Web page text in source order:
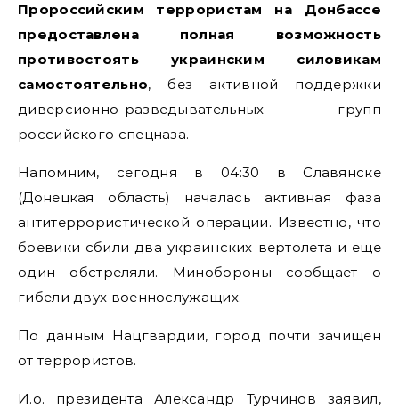
Пророссийским террористам на Донбассе
предоставлена полная возможность
противостоять украинским силовикам
самостоятельно, без активной поддержки
диверсионно-разведывательных групп
российского спецназа.
Напомним, сегодня в 04:30 в Славянске
(Донецкая область) началась активная фаза
антитеррористической операции. Известно, что
боевики сбили два украинских вертолета и еще
один обстреляли. Минобороны сообщает о
гибели двух военнослужащих.
По данным Нацгвардии, город почти зачищен
от террористов.
И.о. президента Александр Турчинов заявил,